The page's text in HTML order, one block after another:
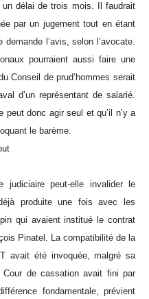
délai de trois mois. Il faudrait
par un jugement tout en étant
demande l’avis, selon l’avocate.
pourraient aussi faire une
Conseil de prud’hommes serait
d’un représentant de salarié.
peut donc agir seul et qu’il n’y a
le barème.
judiciaire peut-elle invalider le
produite une fois avec les
qui avaient institué le contrat
Pinatel. La compatibilité de la
avait été invoquée, malgré sa
Cour de cassation avait fini par
fondamentale, prévient